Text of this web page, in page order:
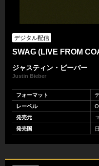
デジタル配信
SWAG (LIVE FROM
ジャスティン・ビーバー
Justin Bieber
フォーマット
レーベル
発売元
発売国